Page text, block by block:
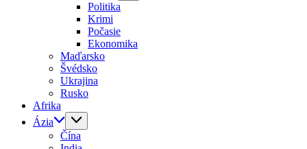
Politika
Krimi
Počasie
Ekonomika
Maďarsko
Švédsko
Ukrajina
Rusko
Afrika
Ázia
Čína